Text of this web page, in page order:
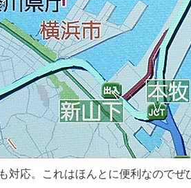
対応。これはほんとに便利なのでぜ